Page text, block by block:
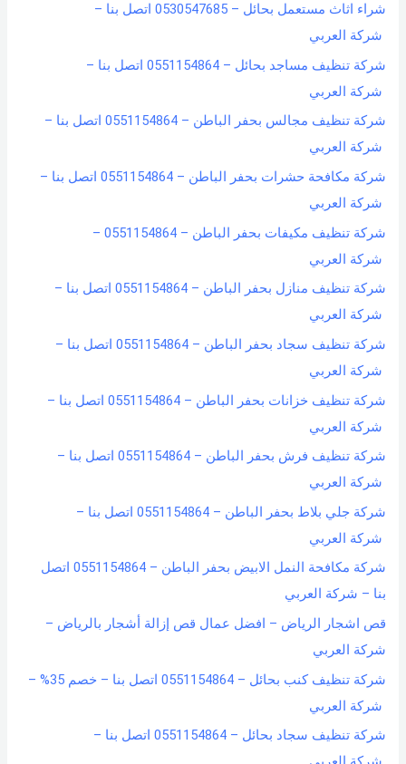
شراء اثاث مستعمل بحائل – 0530547685 اتصل بنا –
شركة العربي
شركة تنظيف مساجد بحائل – 0551154864 اتصل بنا –
شركة العربي
شركة تنظيف مجالس بحفر الباطن – 0551154864 اتصل بنا –
شركة العربي
شركة مكافحة حشرات بحفر الباطن – 0551154864 اتصل بنا –
شركة العربي
شركة تنظيف مكيفات بحفر الباطن – 0551154864 –
شركة العربي
شركة تنظيف منازل بحفر الباطن – 0551154864 اتصل بنا –
شركة العربي
شركة تنظيف سجاد بحفر الباطن – 0551154864 اتصل بنا –
شركة العربي
شركة تنظيف خزانات بحفر الباطن – 0551154864 اتصل بنا –
شركة العربي
شركة تنظيف فرش بحفر الباطن – 0551154864 اتصل بنا –
شركة العربي
شركة جلي بلاط بحفر الباطن – 0551154864 اتصل بنا –
شركة العربي
شركة مكافحة النمل الابيض بحفر الباطن – 0551154864 اتصل
بنا – شركة العربي
قص اشجار الرياض – افضل عمال قص إزالة أشجار بالرياض –
شركة العربي
شركة تنظيف كنب بحائل – 0551154864 اتصل بنا – خصم 35% –
شركة العربي
شركة تنظيف سجاد بحائل – 0551154864 اتصل بنا –